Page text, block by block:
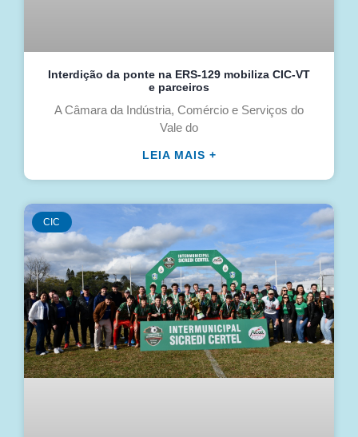
Interdição da ponte na ERS-129 mobiliza CIC-VT
e parceiros
A Câmara da Indústria, Comércio e Serviços do
Vale do
LEIA MAIS +
CIC